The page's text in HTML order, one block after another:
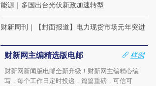
能源 ｜ 多国出台光伏新政加速转型
财新周刊 ｜ 【封面报道】电力现货市场元年突进
财新网主编精选版电邮
样例
财新网新闻版电邮全新升级！财新网主编精心编
写，每个工作日定时投递，篇篇重磅，可信可